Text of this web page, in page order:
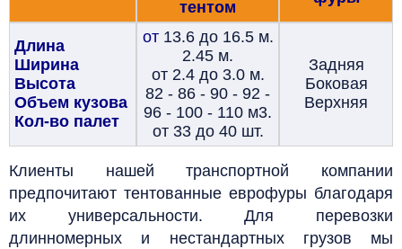
тентом
Длина
Ширина
Высота
Объем кузова
Кол-во палет
от 13.6 до 16.5 м.
2.45 м.
от 2.4 до 3.0 м.
82 - 86 - 90 - 92 -
96 - 100 - 110 м3.
от 33 до 40 шт.
Задняя
Боковая
Верхняя
Клиенты нашей транспортной компании
предпочитают тентованные еврофуры благодаря
их универсальности.Для перевозки
длинномерных и нестандартных грузов мы